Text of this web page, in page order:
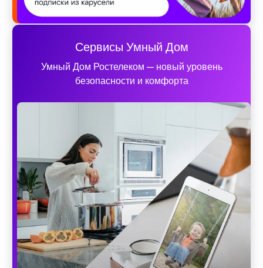
Сервисы Умный Дом
Умный Дом Ростелеком — новый уровень
безопасности и комфорта